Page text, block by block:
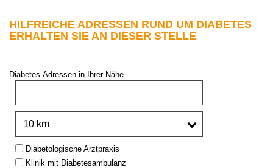
HILFREICHE ADRESSEN RUND UM DIABETES
ERHALTEN SIE AN DIESER STELLE
Diabetes-Adressen in Ihrer Nähe
Type:Diabetologische Arztpraxis
Klinik mit Diabetesambulanz